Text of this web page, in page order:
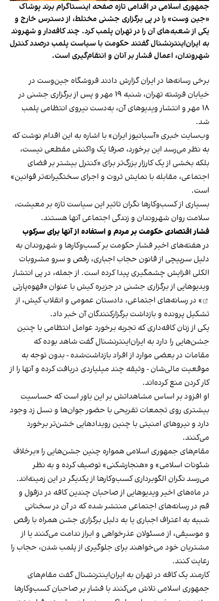
جمهوری اسلامی در اقدامی تازه صفحه اینستاگرام برند پوشاک
«جین وست» را در پی برگزاری جشنی مختلط، از دسترس خارج و
یکی از شعبه‌های آن را در تهران پلمب کرد. چند کافه‌‌دار و شهروند
به ایران‌اینترنشنال گفتند حکومت با سیاست پلمب درصدد کنترل
شهروندان، اعمال فشار بر آنان و انتقام‌گیری است.
برخی رسانه‌ها در ایران گزارش دادند فروشگاه جین‌وست در
خیابان فرشته تهران، شنبه ۱۹ مهر و پس از برگزاری جشنی در
۱۸ مهر و انتشار ویدیوهای آن، به‌دست نیروی انتظامی پلمب
شد.
وب‌سایت خبری «آسیانیوز ایران» با اشاره به این اقدام نوشت که
به نظر می‌رسد این برخورد، صرفا یک واکنش مقطعی نیست،
بلکه بخشی از یک کارزار بزرگ‌تر برای «کنترل بیشتر بر فضای
اجتماعی، مقابله با نمایش ثروت و اجرای سختگیرانه‌تر قوانین»
است.
بسیاری از کسب‌وکارها نگران تاثیر این سیاست‌ تازه بر معیشت،
سلامت روان شهروندان و زندگی اجتماعی آنها هستند.
فشار اقتصادی حکومت بر مردم و استفاده از آنها برای سرکوب
در هفته‌های اخیر فشار حکومت بر کسب‌وکارها و شهروندان به
دلیل سرپیچی از قانون حجاب اجباری، رقص و سرو مشروبات
الکلی افزایش چشمگیری پیدا کرده است. از جمله، در پی انتشار
ویدیوهایی از برگزاری جشنی در جزیره کیش با عنوان «قهوه‌پارتی
» در رسانه‌های اجتماعی، دادستان عمومی و انقلاب کیش، از
تشکیل پرونده و بازداشت برگزارکنندگان آن خبر داد.
یکی از زنان کافه‌داری که تجربه برخورد عوامل انتظامی با چنین
جشن‌هایی را دارد به ایران‌اینترنشنال گفت شاهد بوده که
مقامات در بعضی موارد از افراد بازداشت‌‌شده - بدون توجه به
موقعیت مالی‌شان - وثیقه چند میلیاردی دریافت کرده و آنها را از
کار کردن منع کرده‌اند.
او افزود بر اساس مشاهداتش بر این باور است که حساسیت
بیشتری روی تجمعات تفریحی با حضور جوان‌ها و نسل زد وجود
دارد و نیروهای امنیتی با چنین رویدادهایی خشن‌تر برخورد
می‌کنند.
مقام‌های جمهوری اسلامی همواره چنین جشن‌هایی را «برخلاف
شئونات اسلامی» و «هنجارشکنی» توصیف کرده و به نظر
می‌رسد نگران الگوبرداری کسب‌وکارها از یکدیگر در این زمینه‌اند.
در ماه‌های اخیر ویدیوهایی از صاحبان چندین کافه در دزفول و
قم در رسانه‌های اجتماعی منتشر شده که در آن در سخنانی
شبیه به اعتراف اجباری یا به دلیل برگزاری جشن همراه با رقص
و موسیقی، از مسئولان عذرخواهی و ابراز ندامت می‌کنند یا از
مشتریان خود می‌خواهند برای جلوگیری از پلمب شدن، حجاب را
رعایت کنند.
کارمند یک کافه در تهران به ایران‌اینترنشنال گفت مقام‌های
جمهوری اسلامی تلاش می‌کنند با فشار بر صاحبان کسب‌وکارها